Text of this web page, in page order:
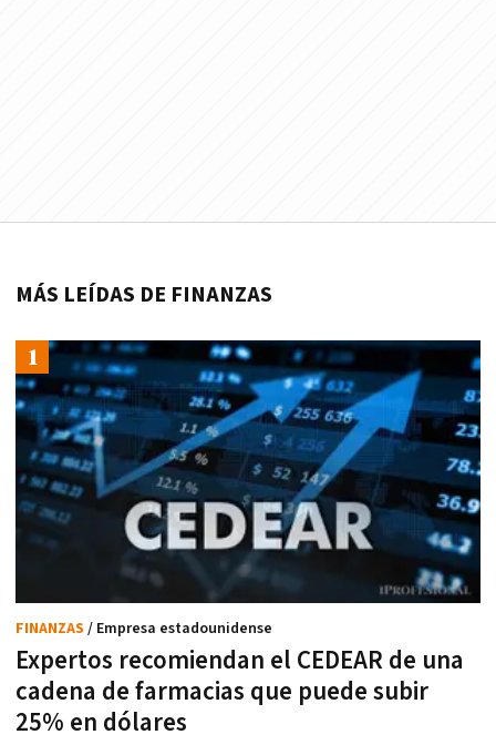
MÁS LEÍDAS DE FINANZAS
Expertos recomiendan el CEDEAR de una
cadena de farmacias que puede subir
25% en dólares
FINANZAS / Empresa estadounidense